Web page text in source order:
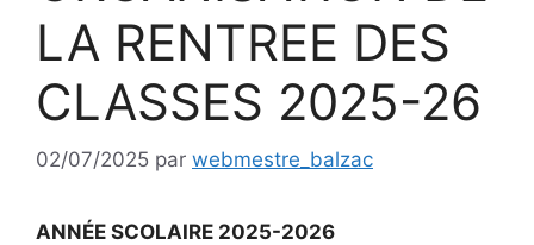
LA RENTREE DES
CLASSES 2025-26
02/07/2025 par webmestre_balzac
ANNÉE SCOLAIRE 2025-2026